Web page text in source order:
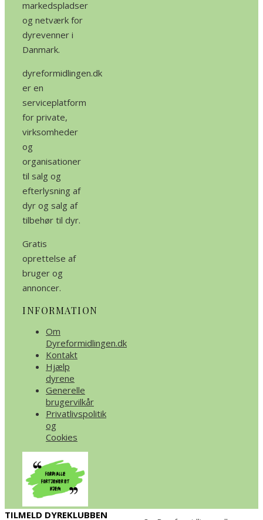
markedspladser
og netværk for
dyrevenner i
Danmark.
dyreformidlingen.dk
er en
serviceplatform
for private,
virksomheder
og
organisationer
til salg og
efterlysning af
dyr og salg af
tilbehør til dyr.
Gratis
oprettelse af
bruger og
annoncer.
INFORMATION
Om
Dyreformidlingen.dk
Kontakt
Hjælp
dyrene
Generelle
brugervilkår
Privatlivspolitik
og
Cookies
TILMELD DYREKLUBBEN